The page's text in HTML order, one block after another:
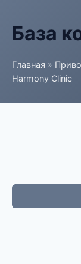
База
Главная »
Harmony Clinic